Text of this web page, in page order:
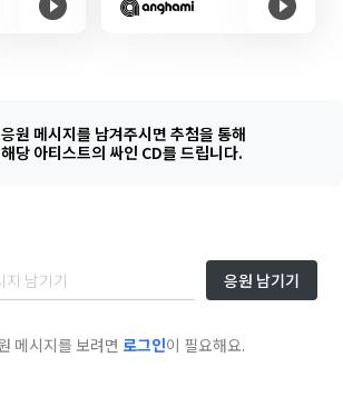
응원 메시지를 남겨주시면 추첨을 통해
해당 아티스트의 싸인 CD를 드립니다.
응원 남기기
메시지를 보려면 로그인이 필요해요.